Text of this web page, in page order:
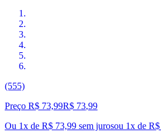
(555)
Preço R$ 73,99R$ 73,99
Ou 1x de R$ 73,99 sem jurosou 1x de